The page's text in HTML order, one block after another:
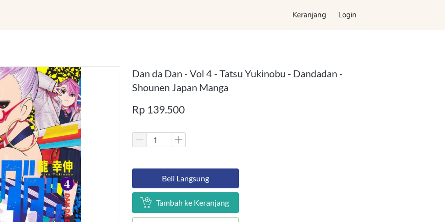
Keranjang Login
Keranjang Login
Dan da Dan - Vol 4 - Tatsu Yukinobu - Dandadan -
Shounen Japan Manga
Rp 139.500
`Beli Langsung
` Tambah ke Keranjang